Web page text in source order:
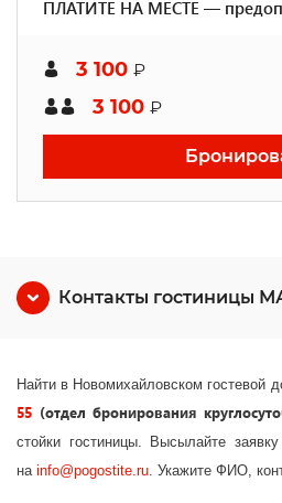
ПЛАТИТЕ НА МЕСТЕ —
3 100 ₽
3 100 ₽
Контакты гостиницы
Найти в Новомихайловском гостевой
55 (отдел бронирования
стойки гостиницы. Высылайте
на info@pogostite.ru. Укажите ФИО,